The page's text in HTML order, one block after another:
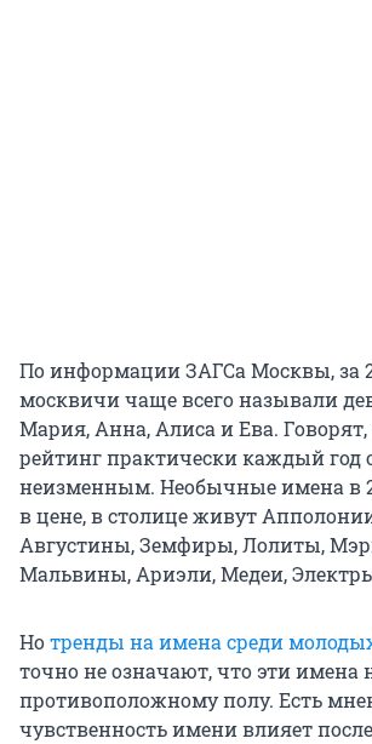
По информации ЗАГСа Москвы, за
москвичи чаще всего называли
Мария, Анна, Алиса и Ева. Говорят,
рейтинг практически каждый год
неизменным. Необычные имена в
в цене, в столице живут
Августины, Земфиры, Лолиты,
Мальвины, Ариэли, Медеи,
Нотренды на имена среди
точно не означают, что эти имена
противоположному полу. Есть
чувственность имени влияет